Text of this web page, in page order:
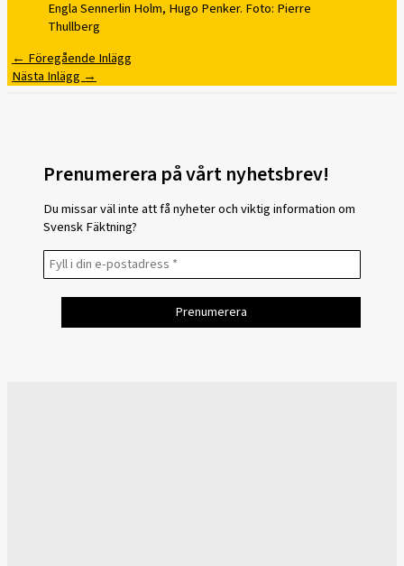
Engla Sennerlin Holm, Hugo Penker. Foto: Pierre
Thullberg
← Föregående Inlägg
Nästa Inlägg →
Prenumerera på vårt nyhetsbrev!
Du missar väl inte att få nyheter och viktig information om
Svensk Fäktning?